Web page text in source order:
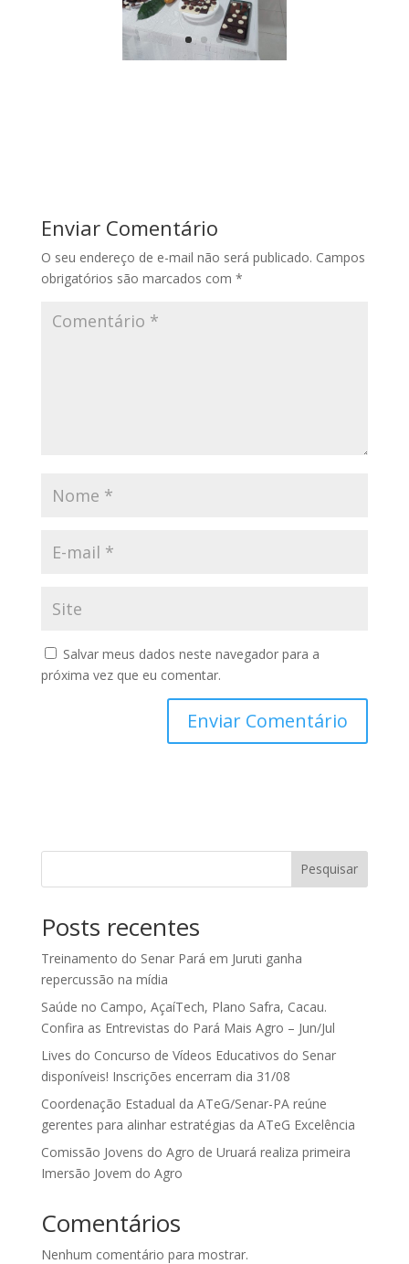
Enviar Comentário
O seu endereço de e-mail não será publicado. Campos
obrigatórios são marcados com *
Salvar meus dados neste navegador para a
próxima vez que eu comentar.
Pesquisar
Posts recentes
Treinamento do Senar Pará em Juruti ganha
repercussão na mídia
Saúde no Campo, AçaíTech, Plano Safra, Cacau.
Confira as Entrevistas do Pará Mais Agro – Jun/Jul
Lives do Concurso de Vídeos Educativos do Senar
disponíveis! Inscrições encerram dia 31/08
Coordenação Estadual da ATeG/Senar-PA reúne
gerentes para alinhar estratégias da ATeG Excelência
Comissão Jovens do Agro de Uruará realiza primeira
Imersão Jovem do Agro
Comentários
Nenhum comentário para mostrar.